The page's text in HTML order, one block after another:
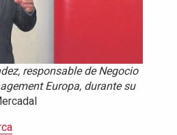
responsable de Negocio
Europa, durante su